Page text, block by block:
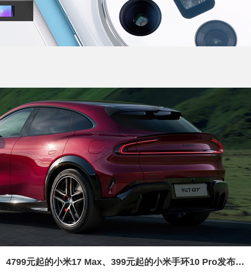
38.99万元起的小米YU7 GT、4799元起的小米17 Max、399元起的小米手环10 Pro发布【附多机对比】